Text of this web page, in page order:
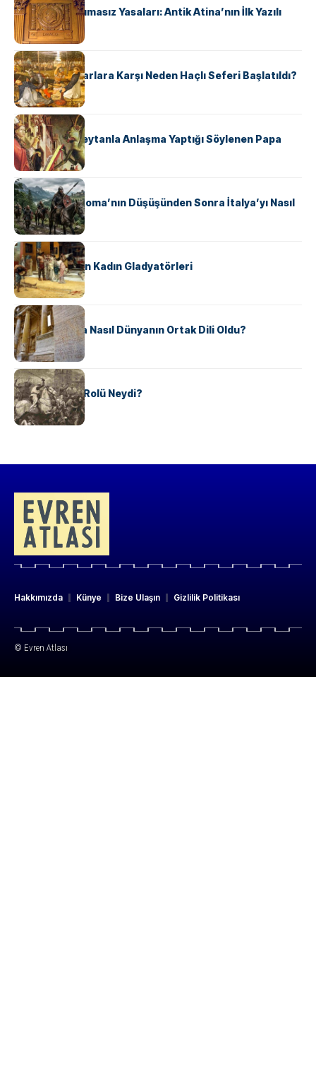
Draco’nun Acımasız Yasaları: Antik Atina’nın İlk Yazılı
Hukuk Kodu
KÜLTÜR
Avrupalı ​​Katharlara Karşı Neden Haçlı Seferi Başlatıldı?
KÜLTÜR
II. Silvester: Şeytanla Anlaşma Yaptığı Söylenen Papa
KÜLTÜR
Ostrogotlar Roma’nın Düşüşünden Sonra İtalya’yı Nasıl
Ele Geçirdi?
KÜLTÜR
Antik Roma’nın Kadın Gladyatörleri
KÜLTÜR
Antik Yunanca Nasıl Dünyanın Ortak Dili Oldu?
KÜLTÜR
Valdensler’in Rolü Neydi?
Hakkımızda Künye Bize Ulaşın Gizlilik Politikası
© Evren Atlası